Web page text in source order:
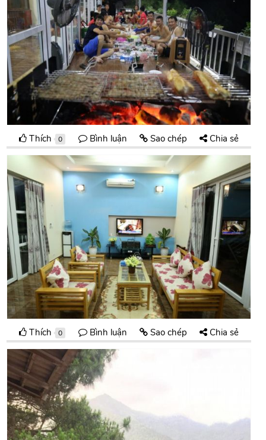
Thích 0 Bình luận Sao chép Chia sẻ
Thích 0 Bình luận Sao chép Chia sẻ